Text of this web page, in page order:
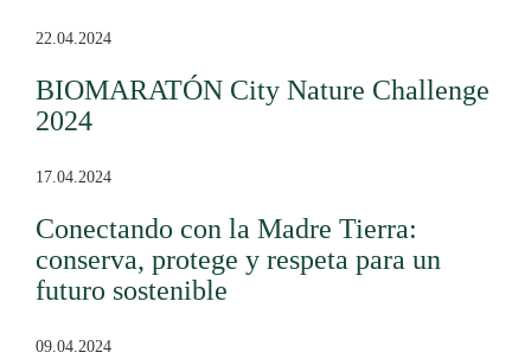
22.04.2024
BIOMARATÓN City Nature Challenge
2024
17.04.2024
Conectando con la Madre Tierra:
conserva, protege y respeta para un
futuro sostenible
09.04.2024